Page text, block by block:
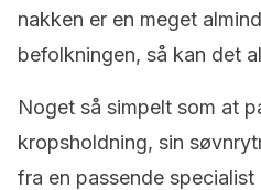
nakken er en meget
befolkningen, så kan det
Noget så simpelt som at
kropsholdning, sin
fra en passende